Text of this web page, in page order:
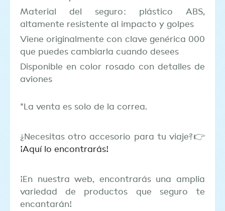
Material del seguro: plástico ABS,
altamente resistente al impacto y golpes
Viene originalmente con clave genérica 000
que puedes cambiarla cuando desees
Disponible en color rosado con detalles de
aviones
*La venta es solo de la correa.
¿Necesitas otro accesorio para tu viaje?👉
¡Aquí lo encontrarás!
¡En nuestra web, encontrarás una amplia
variedad de productos que seguro te
encantarán!